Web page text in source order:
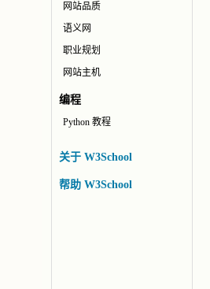
网站品质
语义网
职业规划
网站主机
编程
Python 教程
关于 W3School
帮助 W3School